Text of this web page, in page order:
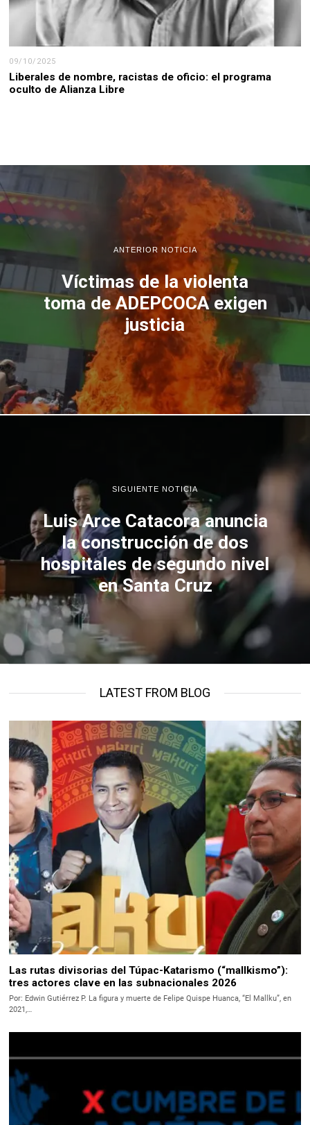
09/10/2025
Liberales de nombre, racistas de oficio: el programa
oculto de Alianza Libre
ANTERIOR NOTICIA
Víctimas de la violenta
toma de ADEPCOCA exigen
justicia
SIGUIENTE NOTICIA
Luis Arce Catacora anuncia
la construcción de dos
hospitales de segundo nivel
en Santa Cruz
LATEST FROM BLOG
Las rutas divisorias del Túpac-Katarismo (“mallkismo”):
tres actores clave en las subnacionales 2026
Por: Edwin Gutiérrez P. La figura y muerte de Felipe Quispe Huanca, “El Mallku”, en
2021,…